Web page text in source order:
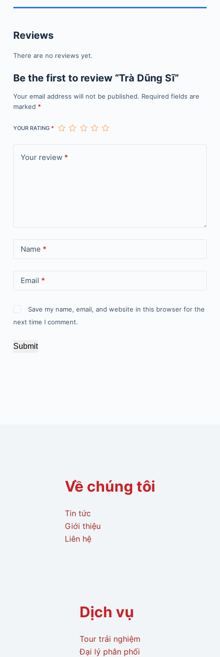
Reviews
There are no reviews yet.
Be the first to review “Trà Dũng Sĩ”
Your email address will not be published. Required fields are
marked *
YOUR RATING *
Your review *
Name *
Email *
Save my name, email, and website in this browser for the
next time I comment.
Submit
Về chúng tôi
Tin tức
Giới thiệu
Liên hệ
Dịch vụ
Tour trải nghiệm
Đại lý phân phối